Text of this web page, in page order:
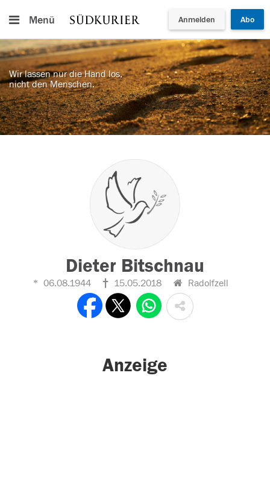
Menü Anmelden Abo
Wir lassen nur die Hand los,
nicht den Menschen.
Dieter Bitschnau
06.08.1944 15.05.2018 Radolfzell
Anzeige